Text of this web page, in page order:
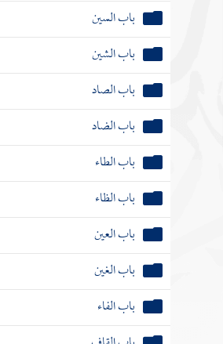
باب السين
باب الشين
باب الصاد
باب الضاد
باب الطاء
باب الظاء
باب العين
باب الغين
باب الفاء